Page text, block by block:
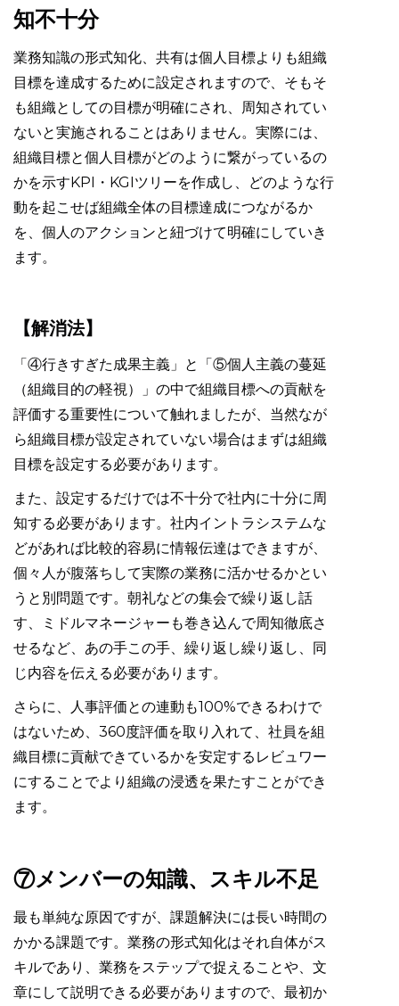
知不十分
業務知識の形式知化、共有は個人目標よりも組織
目標を達成するために設定されますので、そもそ
も組織としての目標が明確にされ、周知されてい
ないと実施されることはありません。実際には、
組織目標と個人目標がどのように繋がっているの
かを示すKPI・KGIツリーを作成し、どのような行
動を起こせば組織全体の目標達成につながるか
を、個人のアクションと紐づけて明確にしていき
ます。
【解消法】
「④行きすぎた成果主義」と「⑤個人主義の蔓延
（組織目的の軽視）」の中で組織目標への貢献を
評価する重要性について触れましたが、当然なが
ら組織目標が設定されていない場合はまずは組織
目標を設定する必要があります。
また、設定するだけでは不十分で社内に十分に周
知する必要があります。社内イントラシステムな
どがあれば比較的容易に情報伝達はできますが、
個々人が腹落ちして実際の業務に活かせるかとい
うと別問題です。朝礼などの集会で繰り返し話
す、ミドルマネージャーも巻き込んで周知徹底さ
せるなど、あの手この手、繰り返し繰り返し、同
じ内容を伝える必要があります。
さらに、人事評価との連動も100%できるわけで
はないため、360度評価を取り入れて、社員を組
織目標に貢献できているかを安定するレビュワー
にすることでより組織の浸透を果たすことができ
ます。
⑦メンバーの知識、スキル不足
最も単純な原因ですが、課題解決には長い時間の
かかる課題です。業務の形式知化はそれ自体がス
キルであり、業務をステップで捉えることや、文
章にして説明できる必要がありますので、最初か